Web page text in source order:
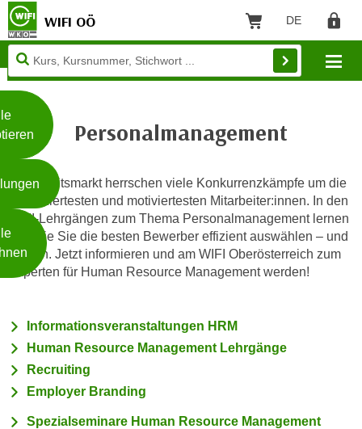
WIFI OÖ WarenkorbSprache:
DE
Personalmanagement
Am Arbeitsmarkt herrschen viele Konkurrenzkämpfe um die
qualifiziertesten und motiviertesten Mitarbeiter:innen. In den
WIFI-Lehrgängen zum Thema Personalmanagement lernen
Sie, wie Sie die besten Bewerber effizient auswählen – und
fördern. Jetzt informieren und am WIFI Oberösterreich zum
Experten für Human Resource Management werden!
Informationsveranstaltungen HRM
Human Resource Management Lehrgänge
Recruiting
Employer Branding
Spezialseminare Human Resource Management
Unsere
Webseite
nutzt
Cookies
i
o
m
a
Weiterlesen